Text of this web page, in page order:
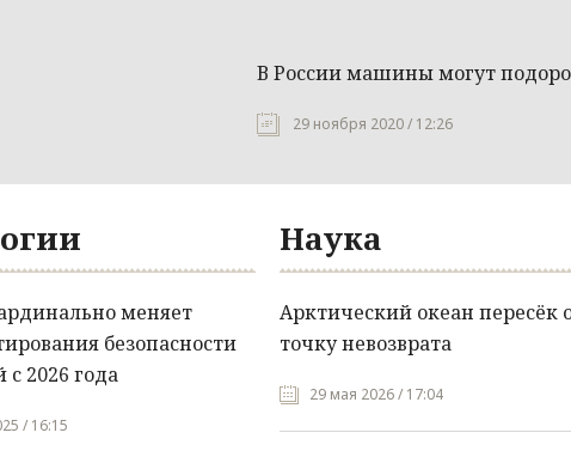
В России машины могут
29 ноября 2020 / 12:26
меняет
безопасности
с 2026 года
/ 16:15
Наука
Арктический океан пересёк
точку невозврата
29 мая 2026 / 17:04